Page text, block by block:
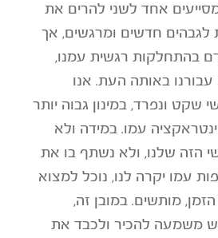
אחד לשני להרים את
לגבהים חדשים ומרגשים, אך
בהתחלקות רגשית עמנו,
עבורנו באותה העת. אנו
שקט ונפרד, במינון גבוה יותר
עמו. במידה ולא
הזה שלנו, ולא נשתף בו את
עמו יקרה לנו, נוכל למצוא
מותשים. במובן זה,
משמעה להכיר ולכבד את